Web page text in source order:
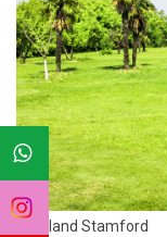
Citraland Stamford